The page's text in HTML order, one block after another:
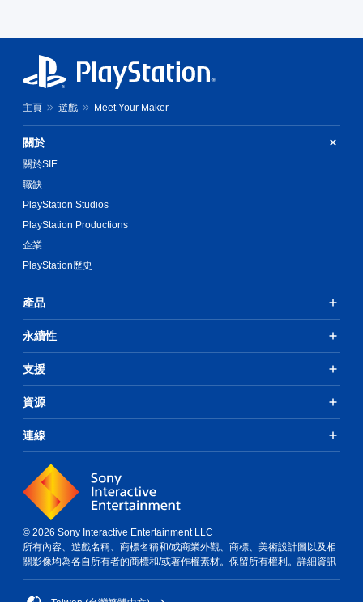
主頁 遊戲 Meet Your Maker
關於
關於SIE
職缺
PlayStation Studios
PlayStation Productions
企業
PlayStation歷史
產品
永續性
支援
資源
連線
© 2026 Sony Interactive Entertainment LLC
所有內容、遊戲名稱、商標名稱和/或商業外觀、商標、美術設計圖以及相
關影像均為各自所有者的商標和/或著作權素材。保留所有權利。 詳細資訊